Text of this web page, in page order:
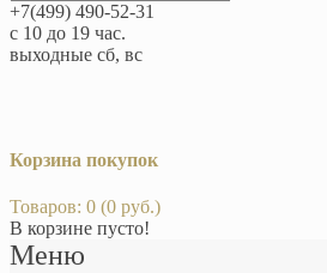
+7(499) 490-52-31
с 10 до 19 час.
выходные сб, вс
Корзина покупок
Товаров: 0 (0 руб.)
В корзине пусто!
Меню